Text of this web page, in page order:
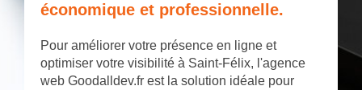
économique et professionnelle.
Pour améliorer votre présence en ligne et
optimiser votre visibilité à Saint-Félix, l'agence
web Goodalldev.fr est la solution idéale pour